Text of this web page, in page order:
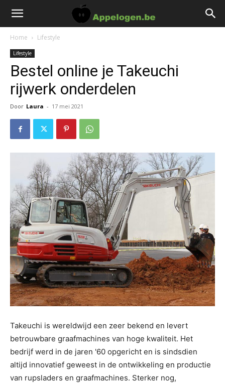
Home Lifestyle
Lifestyle
Bestel online je Takeuchi
rijwerk onderdelen
Door Laura - 17 mei 2021
Takeuchi is wereldwijd een zeer bekend en levert
betrouwbare graafmachines van hoge kwaliteit. Het
bedrijf werd in de jaren '60 opgericht en is sindsdien
altijd innovatief geweest in de ontwikkeling en productie
van rupsladers en graafmachines. Sterker nog,